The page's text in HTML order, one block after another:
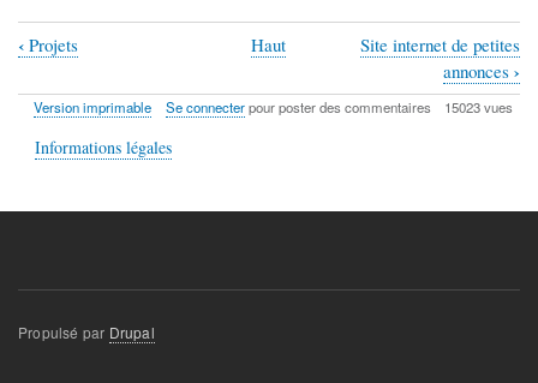
Liens
transversaux
de
livre
pour
‹ Projets Haut
Site internet de petites
annonces ›
Version imprimable Se connecterpour poster des commentaires 15023 vues
Informations légales
Propulsé par Drupal